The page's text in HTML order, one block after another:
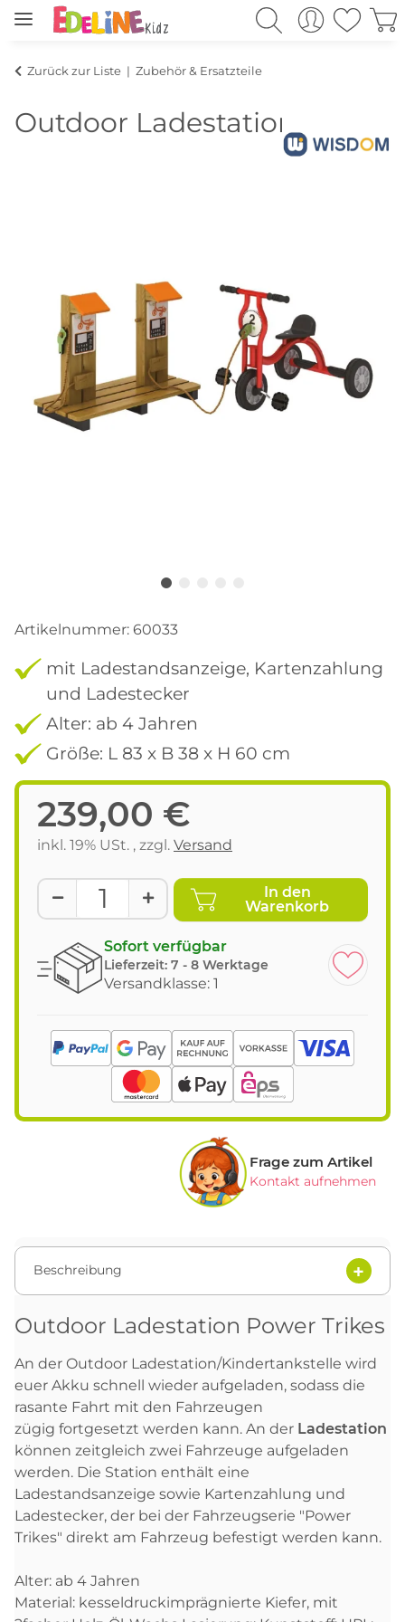
Zurück zur Liste Zubehör & Ersatzteile
Outdoor Ladestation
Artikelnummer: 60033
mit Ladestandsanzeige, Kartenzahlung
und Ladestecker
Alter: ab 4 Jahren
Größe: L 83 x B 38 x H 60 cm
239,00 €
inkl. 19% USt. , zzgl. Versand
In den
Warenkorb
Sofort verfügbar
Lieferzeit: 7 - 8 Werktage
Versandklasse: 1
Frage zum Artikel
Kontakt aufnehmen
Beschreibung
Outdoor Ladestation Power Trikes
An der Outdoor Ladestation/Kindertankstelle wird
euer Akku schnell wieder aufgeladen, sodass die
rasante Fahrt mit den Fahrzeugen
zügig fortgesetzt werden kann. An der Ladestation
können zeitgleich zwei Fahrzeuge aufgeladen
werden. Die Station enthält eine
Ladestandsanzeige sowie Kartenzahlung und
Ladestecker, der bei der Fahrzeugserie "Power
Trikes" direkt am Fahrzeug befestigt werden kann.
Alter: ab 4 Jahren
Material: kesseldruckimprägnierte Kiefer, mit